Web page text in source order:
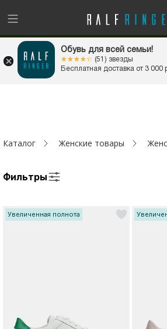
!
Обувь для всей семьи!
☆☆☆☆☆
★★★★★ (51) звезды
Бесплатная доставка от 3 000
Новинки
Детям
Капсула
Возникли вопросы? - club@ralf.ru
1+1=3НА
Каталог Женские товары
Фильтры
Увеличенная полнота